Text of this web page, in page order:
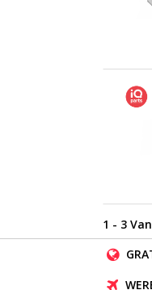
1 - 3